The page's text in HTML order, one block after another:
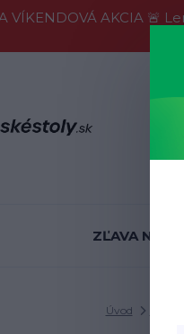
VÍKENDOVÁ AKCIA 🚨
ZĽAVA NA
Úvod